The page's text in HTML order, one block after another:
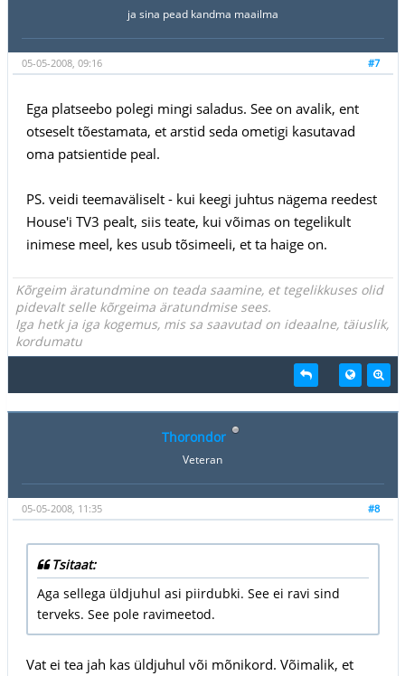
ja sina pead kandma maailma
#7
05-05-2008, 09:16
Ega platseebo polegi mingi saladus. See on avalik, ent
otseselt tõestamata, et arstid seda ometigi kasutavad
oma patsientide peal.
PS. veidi teemaväliselt - kui keegi juhtus nägema reedest
House'i TV3 pealt, siis teate, kui võimas on tegelikult
inimese meel, kes usub tõsimeeli, et ta haige on.
Kõrgeim äratundmine on teada saamine, et tegelikkuses olid
pidevalt selle kõrgeima äratundmise sees.
Iga hetk ja iga kogemus, mis sa saavutad on ideaalne, täiuslik,
kordumatu
Thorondor
Veteran
#8
05-05-2008, 11:35
Tsitaat:
Aga sellega üldjuhul asi piirdubki. See ei ravi sind
terveks. See pole ravimeetod.
Vat ei tea jah kas üldjuhul või mõnikord. Võimalik, et